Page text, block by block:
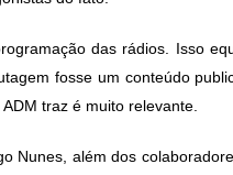
das rádios. Isso
fosse um conteúdo
traz é muito relevante.
Nunes, além dos